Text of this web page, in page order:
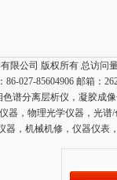
限公司 版权所有 总访问
027-85604906 邮箱：
谱分离层析仪，凝胶成
器，物理光学仪器，光
器，机械机修，仪器仪表